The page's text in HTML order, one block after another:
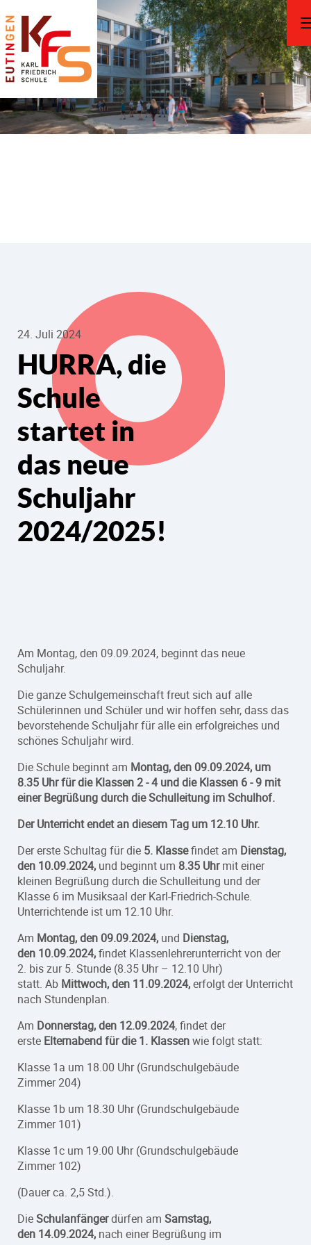
24. Juli 2024
HURRA, die
Schule
startet in
das neue
Schuljahr
2024/2025!
Am Montag, den 09.09.2024, beginnt das neue
Schuljahr.
Die ganze Schulgemeinschaft freut sich auf alle
Schülerinnen und Schüler und wir hoffen sehr, dass das
bevorstehende Schuljahr für alle ein erfolgreiches und
schönes Schuljahr wird.
Die Schule beginnt am Montag, den 09.09.2024, um
8.35 Uhr für die Klassen 2 - 4 und die Klassen 6 - 9 mit
einer Begrüßung durch die Schulleitung im Schulhof.
Der Unterricht endet an diesem Tag um 12.10 Uhr.
Der erste Schultag für die 5. Klassefindet am Dienstag,
den 10.09.2024, und beginnt um 8.35 Uhrmit einer
kleinen Begrüßung durch die Schulleitung und der
Klasse 6 im Musiksaal der Karl-Friedrich-Schule.
Unterrichtende ist um 12.10 Uhr.
Am Montag, den 09.09.2024, und Dienstag,
den 10.09.2024,findet Klassenlehrerunterricht von der
2. bis zur 5. Stunde (8.35 Uhr – 12.10 Uhr)
statt. Ab Mittwoch, den 11.09.2024,erfolgt der Unterricht
nach Stundenplan.
Am Donnerstag, den 12.09.2024, findet der
erste Elternabend für die 1. Klassenwie folgt statt:
Klasse 1a um 18.00 Uhr (Grundschulgebäude
Zimmer 204)
Klasse 1b um 18.30 Uhr (Grundschulgebäude
Zimmer 101)
Klasse 1c um 19.00 Uhr (Grundschulgebäude
Zimmer 102)
(Dauer ca. 2,5 Std.).
DieSchulanfängerdürfen am Samstag,
den 14.09.2024, nach einer Begrüßung im